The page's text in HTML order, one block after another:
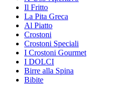
Il Fritto
La Pita Greca
Al Piatto
Crostoni
Crostoni Speciali
I Crostoni Gourmet
I DOLCI
Birre alla Spina
Bibite